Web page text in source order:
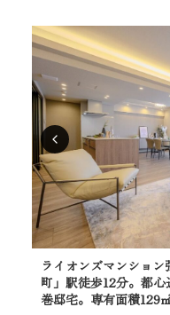
ライオンズマンショ
町」駅徒歩12分。都
巻邸宅。専有面積129